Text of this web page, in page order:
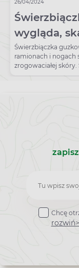
26/04/2024
wygląda,
czym
dermatozy
Świerzbiączka
ramionach i nogach
zrogowaciałej
trudno
Zapisz
do
Chcę
rozwiń>